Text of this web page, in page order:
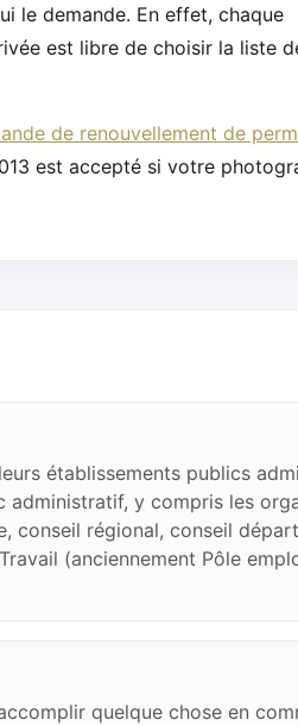
le demande. En effet, chaque
est libre de choisir la liste
de renouvellement de
est accepté si votre
établissements publics
administratif, y compris les
conseil régional, conseil
(anciennement Pôle
quelque chose en